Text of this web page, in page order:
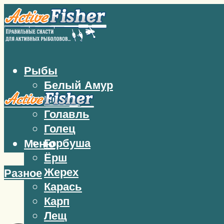
Рыбы
Белый Амур
Бычок
Голавль
Голец
Горбуша
Ёрш
Жерех
Карась
Карп
Лещ
Меню
Разное